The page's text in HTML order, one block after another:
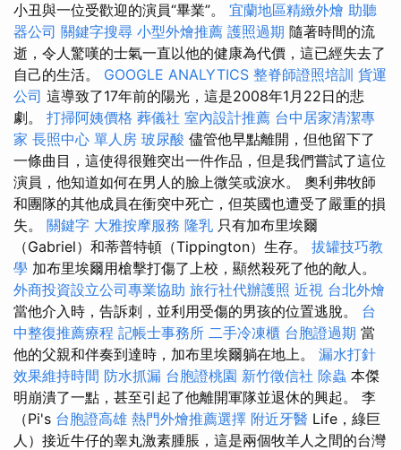
小丑與一位受歡迎的演員“畢業”。 宜蘭地區精緻外燴 助聽
器公司 關鍵字搜尋 小型外燴推薦 護照過期 隨著時間的流
逝，令人驚嘆的士氣一直以他的健康為代價，這已經失去了
自己的生活。 GOOGLE ANALYTICS 整脊師證照培訓 貨運
公司 這導致了17年前的陽光，這是2008年1月22日的悲
劇。 打掃阿姨價格 葬儀社 室內設計推薦 台中居家清潔專
家 長照中心 單人房 玻尿酸 儘管他早點離開，但他留下了
一條曲目，這使得很難突出一件作品，但是我們嘗試了這位
演員，他知道如何在男人的臉上微笑或淚水。 奧利弗牧師
和團隊的其他成員在衝突中死亡，但英國也遭受了嚴重的損
失。 關鍵字 大雅按摩服務 隆乳 只有加布里埃爾
（Gabriel）和蒂普特頓（Tippington）生存。 拔罐技巧教
學 加布里埃爾用槍擊打傷了上校，顯然殺死了他的敵人。
外商投資設立公司專業協助 旅行社代辦護照 近視 台北外燴
當他介入時，告訴刺，並利用受傷的男孩的位置逃脫。 台
中整復推薦療程 記帳士事務所 二手冷凍櫃 台胞證過期 當
他的父親和伴奏到達時，加布里埃爾躺在地上。 漏水打針
效果維持時間 防水抓漏 台胞證桃園 新竹徵信社 除蟲 本傑
明崩潰了一點，甚至引起了他離開軍隊並退休的興起。 李
（Pi's 台胞證高雄 熱門外燴推薦選擇 附近牙醫 Life，綠巨
人）接近牛仔的睾丸激素腫脹，這是兩個牧羊人之間的台灣